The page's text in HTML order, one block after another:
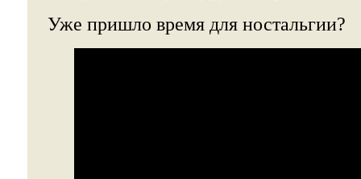
Уже пришло время для ностальгии?